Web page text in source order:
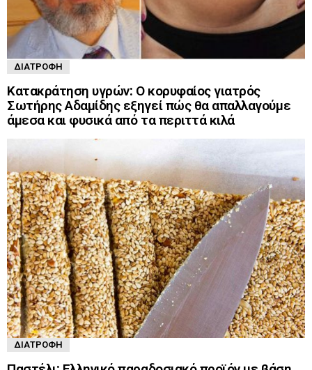
ΔΙΑΤΡΟΦΉ
Κατακράτηση υγρών: Ο κορυφαίος γιατρός
Σωτήρης Αδαμίδης εξηγεί πώς θα απαλλαγούμε
άμεσα και φυσικά από τα περιττά κιλά
ΔΙΑΤΡΟΦΉ